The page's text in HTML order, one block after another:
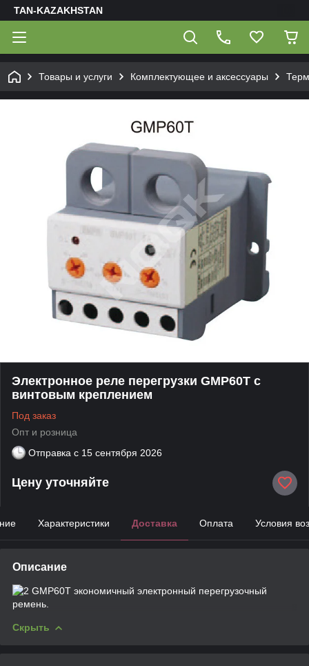
TAN-KAZAKHSTAN
Товары и услуги Комплектующее и аксессуары
Электронное реле перегрузки GMP60T с
винтовым креплением
Под заказ
Опт и розница
Отправка с 15 сентября 2026
Цену уточняйте
Характеристики Доставка Оплата Условия
Описание
Скрыть